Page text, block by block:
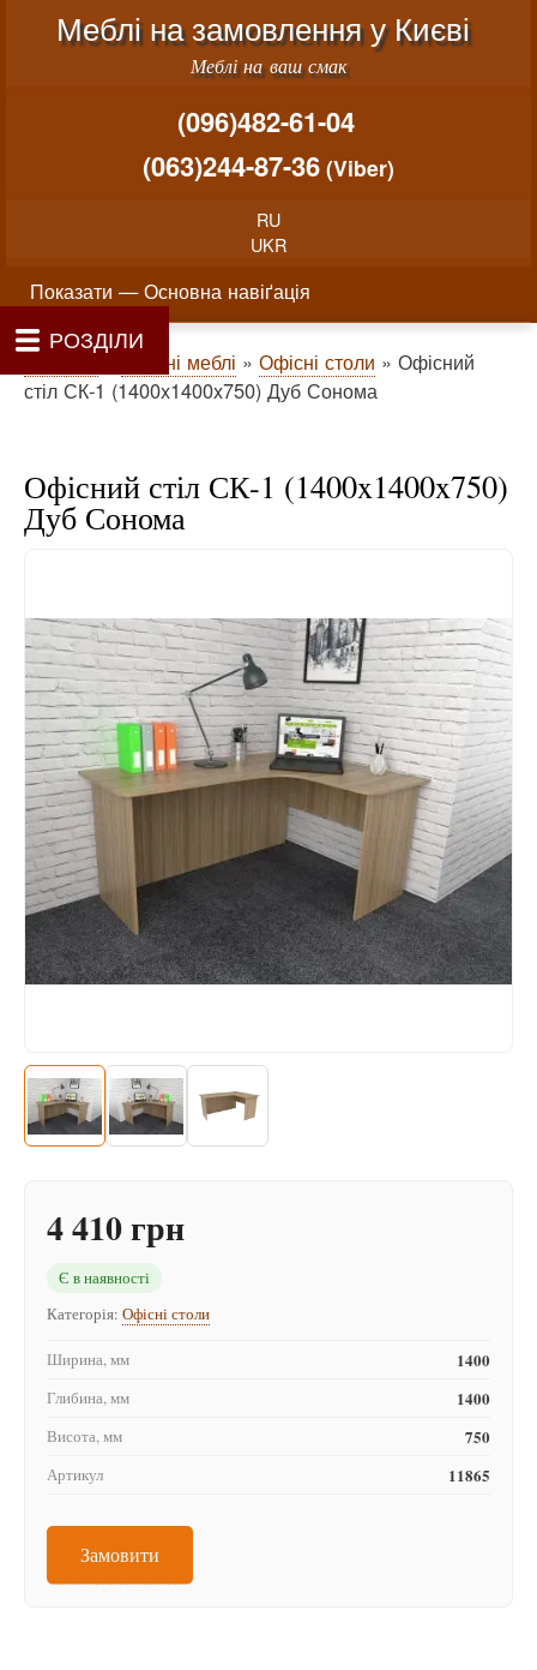
Перейти до основного
Меню облікового запису користувача
Меблі на замовлення у Києві
Меблі на ваш смак
(096)482-61-04
(063)244-87-36 (Viber)
RU
UKR
Основна навіґація
Показати — Основна навіґація
Головна
Як проводиться замовлення меблів
Про нас
Матеріали та фурнітура
Вартість виготовлення меблів
Контакти
Фотогалерея
Рядок навіґації
Головна Офісні меблі Офісні столи
Офісний
стіл СК-1 (1400x1400x750) Дуб Сонома
Офісний стіл СК-1 (1400x1400x750)
Дуб Сонома
4 410 грн
Є в наявності
Категорія: Офісні столи
Ширина, мм 1400
Глибина, мм 1400
Висота, мм 750
Артикул 11865
Замовити
РОЗДІЛИ